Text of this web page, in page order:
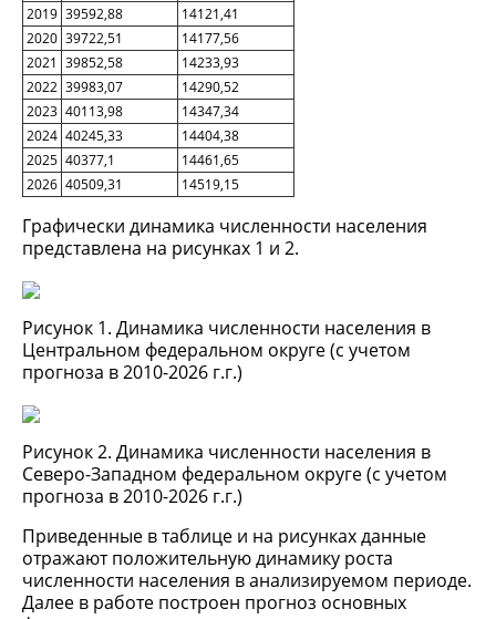
2019 39592,88
14121,41
2020 39722,51
14177,56
2021 39852,58
14233,93
2022 39983,07
14290,52
2023 40113,98
14347,34
2024 40245,33
14404,38
2025 40377,1
14461,65
2026 40509,31 14519,15
Графически динамика численности населения
представлена на рисунках 1 и 2.
Рисунок 1. Динамика численности населения в
Центральном федеральном округе (с учетом
прогноза в 2010-2026 г.г.)
Рисунок 2. Динамика численности населения в
Северо-Западном федеральном округе (с учетом
прогноза в 2010-2026 г.г.)
Приведенные в таблице и на рисунках данные
отражают положительную динамику роста
численности населения в анализируемом периоде.
Далее в работе построен прогноз основных